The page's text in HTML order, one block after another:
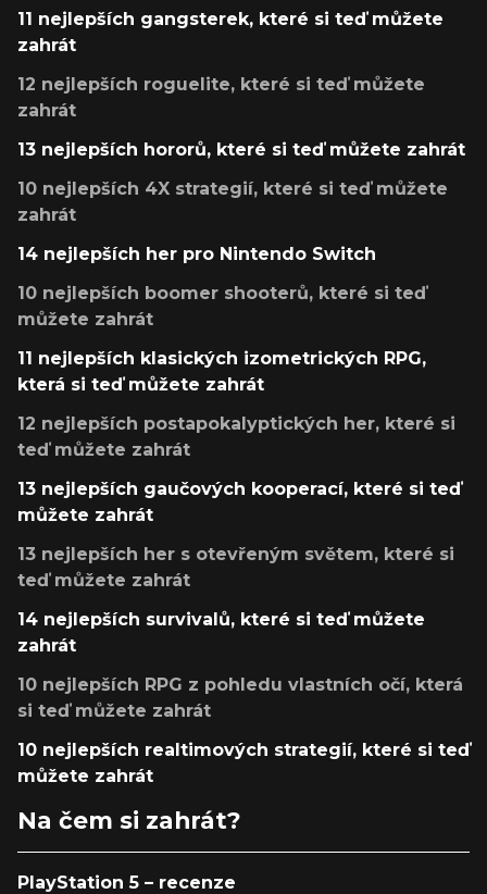
11 nejlepších gangsterek, které si teď můžete
zahrát
12 nejlepších roguelite, které si teď můžete
zahrát
13 nejlepších hororů, které si teď můžete zahrát
10 nejlepších 4X strategií, které si teď můžete
zahrát
14 nejlepších her pro Nintendo Switch
10 nejlepších boomer shooterů, které si teď
můžete zahrát
11 nejlepších klasických izometrických RPG,
která si teď můžete zahrát
12 nejlepších postapokalyptických her, které si
teď můžete zahrát
13 nejlepších gaučových kooperací, které si teď
můžete zahrát
13 nejlepších her s otevřeným světem, které si
teď můžete zahrát
14 nejlepších survivalů, které si teď můžete
zahrát
10 nejlepších RPG z pohledu vlastních očí, která
si teď můžete zahrát
10 nejlepších realtimových strategií, které si teď
můžete zahrát
Na čem si zahrát?
PlayStation 5 – recenze